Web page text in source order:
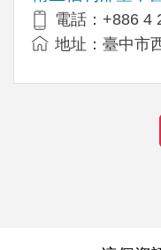
電話：+886 4
地址：臺中市